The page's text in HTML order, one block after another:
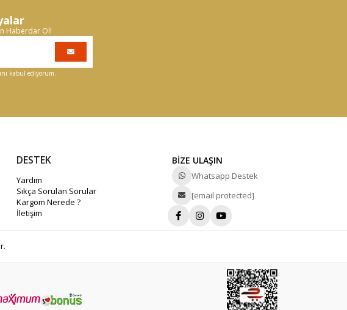
Haberdar Ol!
kabul ediyorum.
DESTEK
Yardım
Sıkça Sorulan Sorular
Kargom Nerede ?
İletişim
BİZE ULAŞIN
Whatsapp Destek
[email protected]